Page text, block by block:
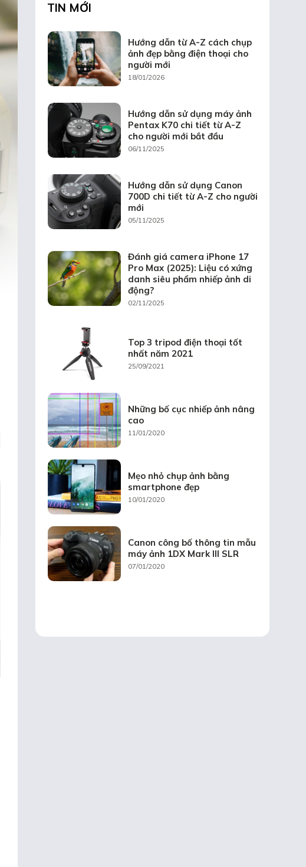
TIN MỚI
Hướng dẫn từ A-Z cách chụp
ảnh đẹp bằng điện thoại cho
người mới
18/01/2026
Hướng dẫn sử dụng máy ảnh
Pentax K70 chi tiết từ A-Z
cho người mới bắt đầu
06/11/2025
Hướng dẫn sử dụng Canon
700D chi tiết từ A-Z cho người
mới
05/11/2025
Đánh giá camera iPhone 17
Pro Max (2025): Liệu có xứng
danh siêu phẩm nhiếp ảnh di
động?
02/11/2025
Top 3 tripod điện thoại tốt
nhất năm 2021
25/09/2021
Những bố cục nhiếp ảnh nâng
cao
11/01/2020
Mẹo nhỏ chụp ảnh bằng
smartphone đẹp
10/01/2020
Canon công bố thông tin mẫu
máy ảnh 1DX Mark III SLR
07/01/2020